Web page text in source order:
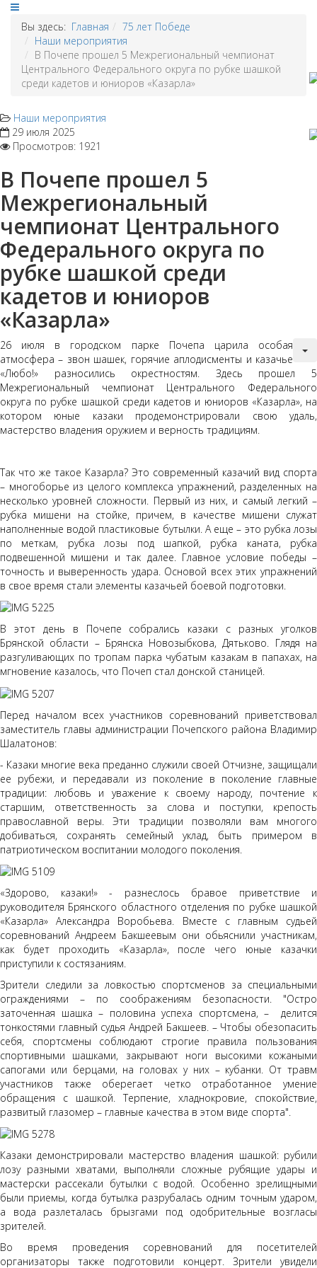
Вы здесь: Главная
75 лет Победе
Наши мероприятия
В Почепе прошел 5 Межрегиональный чемпионат
Центрального Федерального округа по рубке шашкой
среди кадетов и юниоров «Казарла»
Наши мероприятия
29 июля 2025
Просмотров: 1921
В Почепе прошел 5
Межрегиональный
чемпионат Центрального
Федерального округа по
рубке шашкой среди
кадетов и юниоров
«Казарла»
26 июля в городском парке Почепа царила особая
атмосфера – звон шашек, горячие аплодисменты и казачье
«Любо!» разносились окрестностям. Здесь прошел 5
Межрегиональный чемпионат Центрального Федерального
округа по рубке шашкой среди кадетов и юниоров «Казарла», на
котором юные казаки продемонстрировали свою удаль,
мастерство владения оружием и верность традициям.
Так что же такое Казарла? Это современный казачий вид спорта
– многоборье из целого комплекса упражнений, разделенных на
несколько уровней сложности. Первый из них, и самый легкий –
рубка мишени на стойке, причем, в качестве мишени служат
наполненные водой пластиковые бутылки. А еще – это рубка лозы
по меткам, рубка лозы под шапкой, рубка каната, рубка
подвешенной мишени и так далее. Главное условие победы –
точность и выверенность удара. Основой всех этих упражнений
в свое время стали элементы казачьей боевой подготовки.
В этот день в Почепе собрались казаки с разных уголков
Брянской области – Брянска Новозыбкова, Дятьково. Глядя на
разгуливающих по тропам парка чубатым казакам в папахах, на
мгновение казалось, что Почеп стал донской станицей.
Перед началом всех участников соревнований приветствовал
заместитель главы администрации Почепского района Владимир
Шалатонов:
- Казаки многие века преданно служили своей Отчизне, защищали
ее рубежи, и передавали из поколение в поколение главные
традиции: любовь и уважение к своему народу, почтение к
старшим, ответственность за слова и поступки, крепость
православной веры. Эти традиции позволяли вам многого
добиваться, сохранять семейный уклад, быть примером в
патриотическом воспитании молодого поколения.
«Здорово, казаки!» - разнеслось бравое приветствие и
руководителя Брянского областного отделения по рубке шашкой
«Казарла» Александра Воробьева. Вместе с главным судьей
соревнований Андреем Бакшеевым они обьяснили участникам,
как будет проходить «Казарла», после чего юные казачки
приступили к состязаниям.
Зрители следили за ловкостью спортсменов за специальными
ограждениями – по соображениям безопасности. "Остро
заточенная шашка – половина успеха спортсмена, – делится
тонкостями главный судья Андрей Бакшеев. – Чтобы обезопасить
себя, спортсмены соблюдают строгие правила пользования
спортивными шашками, закрывают ноги высокими кожаными
сапогами или берцами, на головах у них – кубанки. От травм
участников также оберегает четко отработанное умение
обращения с шашкой. Терпение, хладнокровие, спокойствие,
развитый глазомер – главные качества в этом виде спорта".
Казаки демонстрировали мастерство владения шашкой: рубили
лозу разными хватами, выполняли сложные рубящие удары и
мастерски рассекали бутылки с водой. Особенно зрелищными
были приемы, когда бутылка разрубалась одним точным ударом,
а вода разлеталась брызгами под одобрительные возгласы
зрителей.
Во время проведения соревнований для посетителей
организаторы также подготовили концерт. Зрители увидели